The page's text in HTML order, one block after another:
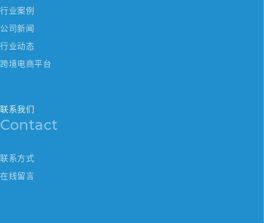
行业案例
公司新闻
行业动态
跨境电商平台
联系我们
Contact
联系方式
在线留言